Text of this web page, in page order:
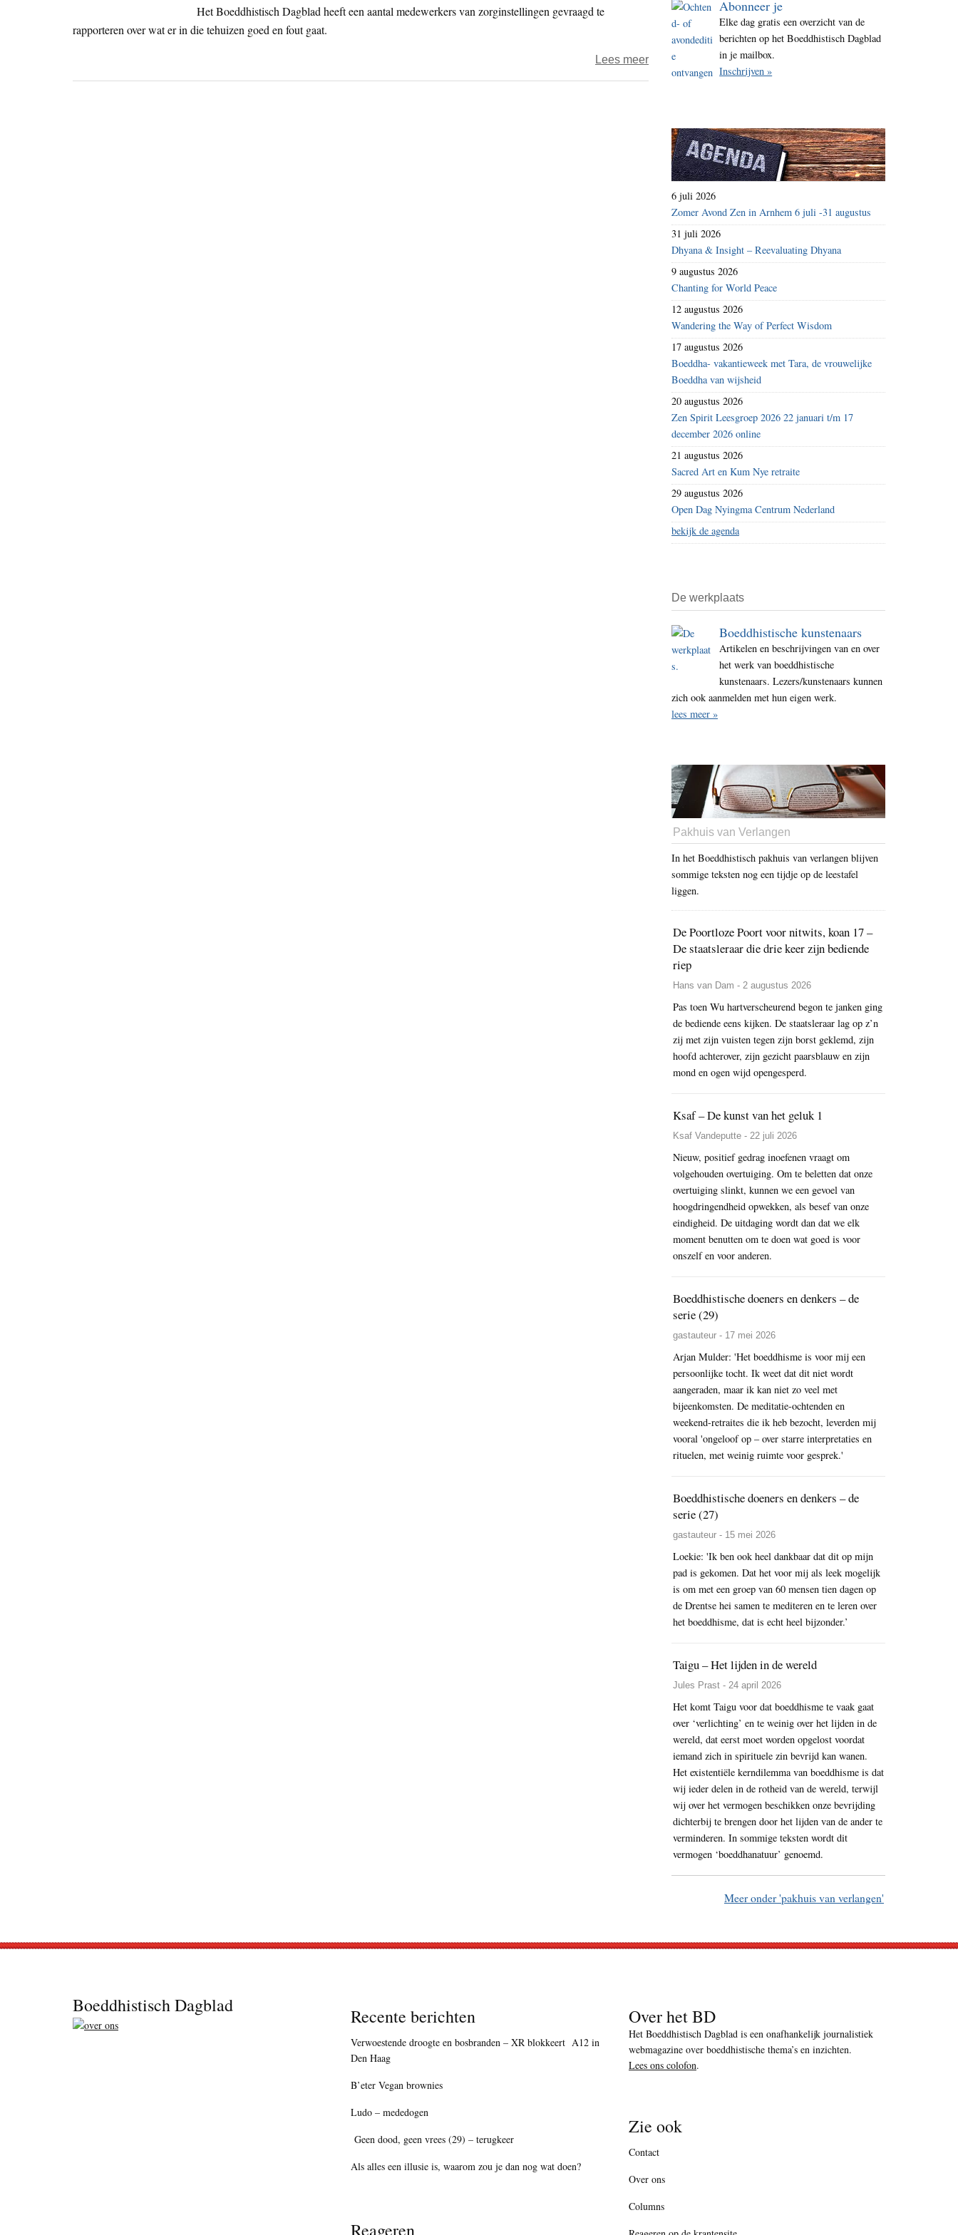
i
t
Het Boeddhistisch Dagblad heeft een aantal medewerkers van zorginstellingen gevraagd te
rapporteren over wat er in die tehuizen goed en fout gaat.
Lees meerover
Opzij,
hebben
ongelooflijke
Abonneer je
Elke dag gratis een overzicht van de
berichten op het Boeddhistisch Dagblad
in je mailbox.
Inschrijven »
6 juli 2026
Zomer Avond Zen in Arnhem 6 juli -31 augustus
31 juli 2026
Dhyana & Insight – Reevaluating Dhyana
9 augustus 2026
Chanting for World Peace
12 augustus 2026
Wandering the Way of Perfect Wisdom
17 augustus 2026
Boeddha- vakantieweek met Tara, de vrouwelijke
Boeddha van wijsheid
20 augustus 2026
Zen Spirit Leesgroep 2026 22 januari t/m 17
december 2026 online
21 augustus 2026
Sacred Art en Kum Nye retraite
29 augustus 2026
Open Dag Nyingma Centrum Nederland
bekijk de agenda
De werkplaats
Boeddhistische kunstenaars
Artikelen en beschrijvingen van en over
het werk van boeddhistische
kunstenaars. Lezers/kunstenaars kunnen
zich ook aanmelden met hun eigen werk.
lees meer »
Pakhuis van Verlangen
In het Boeddhistisch pakhuis van verlangen blijven
sommige teksten nog een tijdje op de leestafel
liggen.
De Poortloze Poort voor nitwits, koan 17 –
De staatsleraar die drie keer zijn bediende
riep
Hans van Dam - 2 augustus 2026
Pas toen Wu hartverscheurend begon te janken ging
de bediende eens kijken. De staatsleraar lag op z’n
zij met zijn vuisten tegen zijn borst geklemd, zijn
hoofd achterover, zijn gezicht paarsblauw en zijn
mond en ogen wijd opengesperd.
Ksaf – De kunst van het geluk 1
Ksaf Vandeputte - 22 juli 2026
Nieuw, positief gedrag inoefenen vraagt om
volgehouden overtuiging. Om te beletten dat onze
overtuiging slinkt, kunnen we een gevoel van
hoogdringendheid opwekken, als besef van onze
eindigheid. De uitdaging wordt dan dat we elk
moment benutten om te doen wat goed is voor
onszelf en voor anderen.
Boeddhistische doeners en denkers – de
serie (29)
gastauteur - 17 mei 2026
Arjan Mulder: 'Het boeddhisme is voor mij een
persoonlijke tocht. Ik weet dat dit niet wordt
aangeraden, maar ik kan niet zo veel met
bijeenkomsten. De meditatie-ochtenden en
weekend-retraites die ik heb bezocht, leverden mij
vooral 'ongeloof op – over starre interpretaties en
rituelen, met weinig ruimte voor gesprek.'
Boeddhistische doeners en denkers – de
serie (27)
gastauteur - 15 mei 2026
Loekie: 'Ik ben ook heel dankbaar dat dit op mijn
pad is gekomen. Dat het voor mij als leek mogelijk
is om met een groep van 60 mensen tien dagen op
de Drentse hei samen te mediteren en te leren over
het boeddhisme, dat is echt heel bijzonder.’
Taigu – Het lijden in de wereld
Jules Prast - 24 april 2026
Het komt Taigu voor dat boeddhisme te vaak gaat
over ‘verlichting’ en te weinig over het lijden in de
wereld, dat eerst moet worden opgelost voordat
iemand zich in spirituele zin bevrijd kan wanen.
Het existentiële kerndilemma van boeddhisme is dat
wij ieder delen in de rotheid van de wereld, terwijl
wij over het vermogen beschikken onze bevrijding
dichterbij te brengen door het lijden van de ander te
verminderen. In sommige teksten wordt dit
vermogen ‘boeddhanatuur’ genoemd.
Meer onder 'pakhuis van verlangen'
Boeddhistisch Dagblad Recente berichten
Verwoestende droogte en bosbranden – XR blokkeert A12 in
Den Haag
B’eter Vegan brownies
Ludo – mededogen
Geen dood, geen vrees (29) – terugkeer
Als alles een illusie is, waarom zou je dan nog wat doen?
Reageren
Over het BD
Het Boeddhistisch Dagblad is een onafhankelijk journalistiek
webmagazine over boeddhistische thema’s en inzichten.
Lees ons colofon.
Zie ook
Contact
Over ons
Columns